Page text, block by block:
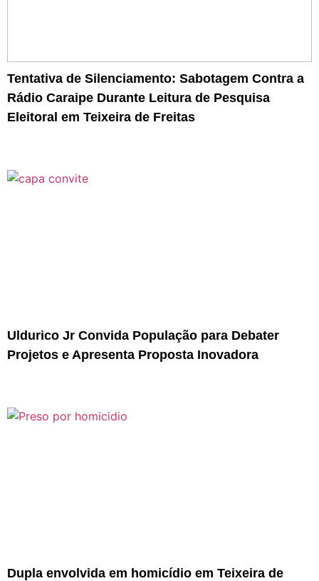
Tentativa de Silenciamento: Sabotagem Contra a
Rádio Caraipe Durante Leitura de Pesquisa
Eleitoral em Teixeira de Freitas
Uldurico Jr Convida População para Debater
Projetos e Apresenta Proposta Inovadora
Dupla envolvida em homicídio em Teixeira de